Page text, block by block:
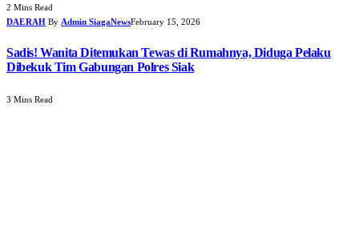
2 Mins Read
DAERAH By Admin SiagaNewsFebruary 15, 2026
Sadis! Wanita Ditemukan Tewas di Rumahnya, Diduga Pelaku
Dibekuk Tim Gabungan Polres Siak
3 Mins Read